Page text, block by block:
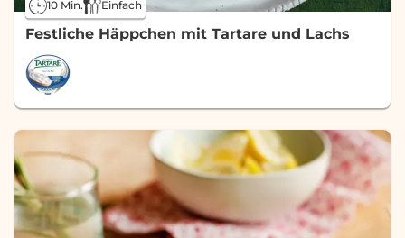
10 Min. Einfach
Festliche Häppchen mit Tartare und Lachs